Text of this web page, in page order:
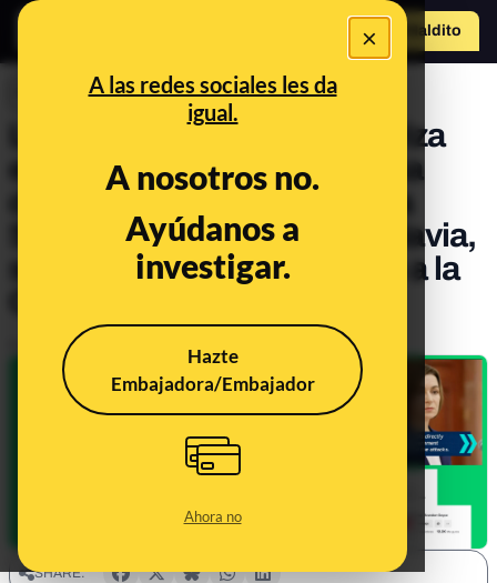
×
A las redes sociales les da
igual.
A nosotros no.
Ayúdanos a
investigar.
Hazte
Embajadora/Embajador
Ahora no
Hazte Maldito
INVESTIGACIONES
La red rusa Matrioska aterriza
en TikTok con una campaña
desinformativa contra Maia
Sandu, presidenta de Moldavia,
suplantando a Euronews o a la
Publicado el
SHARE: